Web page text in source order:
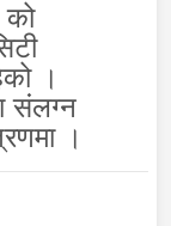
को
।
संलग्न
।